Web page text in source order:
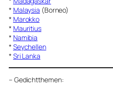
* Malaysia (Borneo)
* Marokko
* Mauritius
* Namibia
* Seychellen
* Sri Lanka
– Gedichtthemen: